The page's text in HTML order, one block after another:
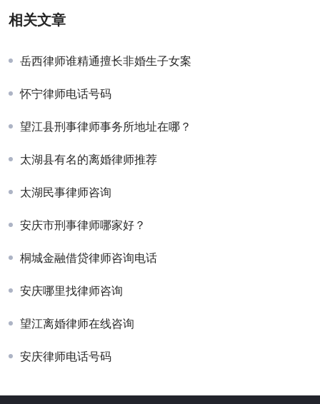
相关文章
岳西律师谁精通擅长非婚生子女案
怀宁律师电话号码
望江县刑事律师事务所地址在哪？
太湖县有名的离婚律师推荐
太湖民事律师咨询
安庆市刑事律师哪家好？
桐城金融借贷律师咨询电话
安庆哪里找律师咨询
望江离婚律师在线咨询
安庆律师电话号码